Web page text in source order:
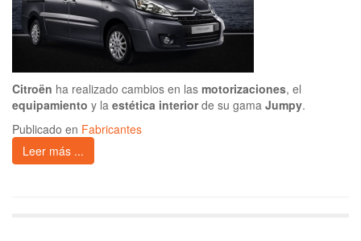
Citroën ha realizado cambios en las motorizaciones, el
equipamiento y la estética interiorde su gama Jumpy.
Publicado en Fabricantes
Leer más ...